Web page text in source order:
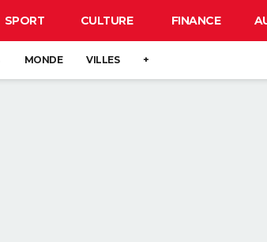
SPORT CULTURE FINANCE
MONDE VILLES +